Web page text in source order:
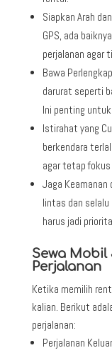
Siapkan Arah
GPS, ada
perjalanan agar
Bawa
darurat seperti
Ini penting
Istirahat yang
berkendara
agar tetap fokus
Jaga
lintas dan selalu
harus jadi
Sewa Mobil
Perjalanan
Ketika memilih
kalian. Berikut
perjalanan:
Perjalanan